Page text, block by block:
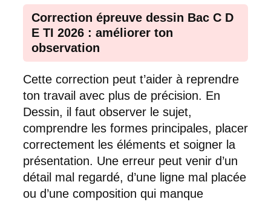
Correction épreuve dessin Bac C D
E TI 2026 : améliorer ton
observation
Cette correction peut t’aider à reprendre
ton travail avec plus de précision. En
Dessin, il faut observer le sujet,
comprendre les formes principales, placer
correctement les éléments et soigner la
présentation. Une erreur peut venir d’un
détail mal regardé, d’une ligne mal placée
ou d’une composition qui manque